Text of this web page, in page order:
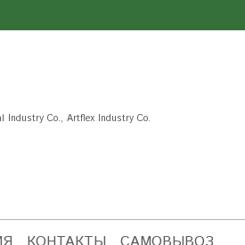
Industry Co., Artflex Industry Co.